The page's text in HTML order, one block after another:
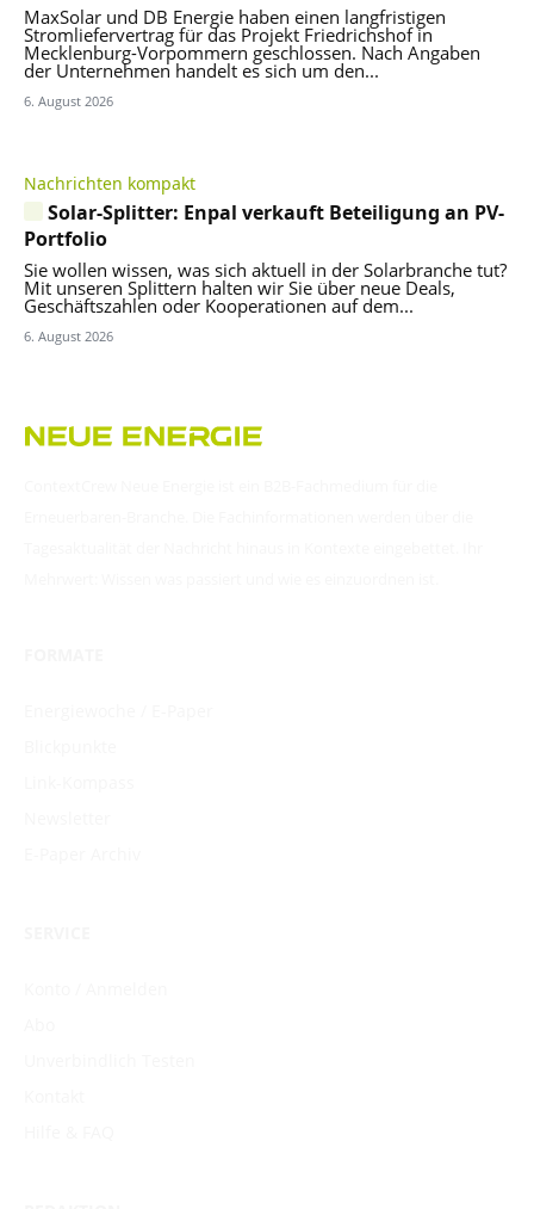
MaxSolar und DB Energie haben einen langfristigen
Stromliefervertrag für das Projekt Friedrichshof in
Mecklenburg-Vorpommern geschlossen. Nach Angaben
der Unternehmen handelt es sich um den...
6. August 2026
Nachrichten kompakt
Solar-Splitter: Enpal verkauft Beteiligung an PV-
Portfolio
Sie wollen wissen, was sich aktuell in der Solarbranche tut?
Mit unseren Splittern halten wir Sie über neue Deals,
Geschäftszahlen oder Kooperationen auf dem...
6. August 2026